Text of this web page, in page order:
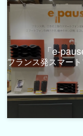
「e-
フランス発スマー